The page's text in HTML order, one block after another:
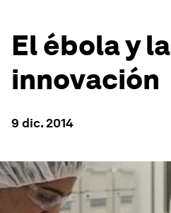
El ébola y la
innovación
9 dic. 2014